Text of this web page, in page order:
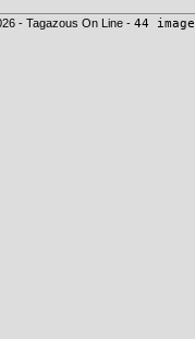
- Tagazous On Line - 44